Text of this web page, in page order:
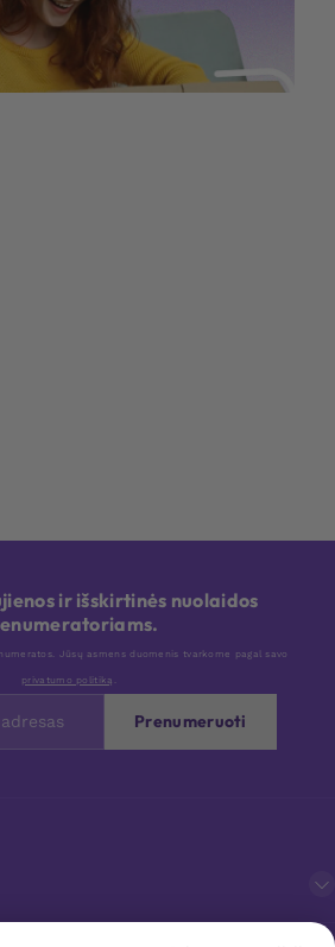
ir išskirtinės nuolaidos
Jūsų asmens duomenis tvarkome pagal savo
privatumo politiką .
Prenumeruoti